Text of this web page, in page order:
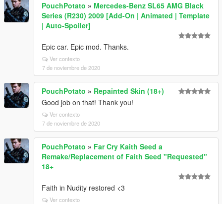
PouchPotato » Mercedes-Benz SL65 AMG Black
Series (R230) 2009 [Add-On | Animated | Template
| Auto-Spoiler]
Epic car. Epic mod. Thanks.
Ver contexto
7 de noviembre de 2020
PouchPotato » Repainted Skin (18+)
Good job on that! Thank you!
Ver contexto
7 de noviembre de 2020
PouchPotato » Far Cry Kaith Seed a
Remake/Replacement of Faith Seed "Requested"
18+
Faith in Nudity restored <3
Ver contexto